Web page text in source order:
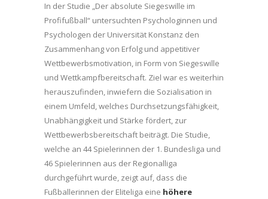
In der Studie „Der absolute Siegeswille im
Profifußball“ untersuchten Psychologinnen und
Psychologen der Universität Konstanz den
Zusammenhang von Erfolg und appetitiver
Wettbewerbsmotivation, in Form von Siegeswille
und Wettkampfbereitschaft. Ziel war es weiterhin
herauszufinden, inwiefern die Sozialisation in
einem Umfeld, welches Durchsetzungsfähigkeit,
Unabhängigkeit und Stärke fördert, zur
Wettbewerbsbereitschaft beiträgt. Die Studie,
welche an 44 Spielerinnen der 1. Bundesliga und
46 Spielerinnen aus der Regionalliga
durchgeführt wurde, zeigt auf, dass die
Fußballerinnen der Eliteliga eine höhere